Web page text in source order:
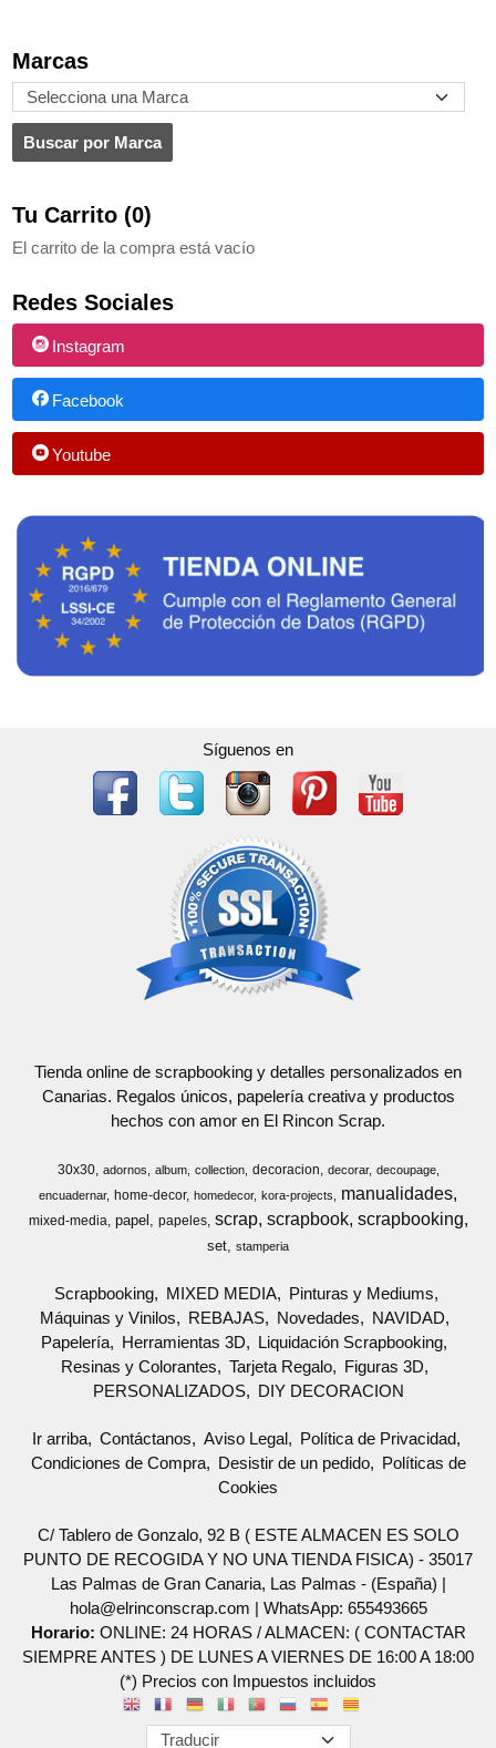
Marcas
Tu Carrito (0)
El carrito de la compra está vacío
Redes Sociales
Instagram
Facebook
Youtube
Síguenos en
Tienda online de scrapbooking y detalles personalizados en
Canarias. Regalos únicos, papelería creativa y productos
hechos con amor en El Rincon Scrap.
30x30 adornos album collection decoracion decorar
decoupage
encuadernar
home-decor homedecor kora-projects manualidades
mixed-media papel papeles scrap scrapbook scrapbooking
set stamperia
Scrapbooking MIXED MEDIA
Pinturas y Mediums
Máquinas y Vinilos
REBAJAS Novedades
NAVIDAD
Papelería
Herramientas 3D
Liquidación Scrapbooking
Resinas y Colorantes
Tarjeta Regalo
Figuras 3D
PERSONALIZADOS
DIY DECORACION
Ir arriba Contáctanos Aviso Legal
Política de Privacidad
Condiciones de Compra
Desistir de un pedido
Políticas de
Cookies
C/ Tablero de Gonzalo, 92 B ( ESTE ALMACEN ES SOLO
PUNTO DE RECOGIDA Y NO UNA TIENDA FISICA) - 35017
Las Palmas de Gran Canaria, Las Palmas - (España) |
hola@elrinconscrap.com | WhatsApp: 655493665
Horario: ONLINE: 24 HORAS / ALMACEN: ( CONTACTAR
SIEMPRE ANTES ) DE LUNES A VIERNES DE 16:00 A 18:00
(*) Precios con Impuestos incluidos